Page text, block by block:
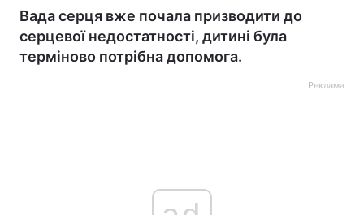
Вада серця вже почала призводити до
серцевої недостатності, дитині була
терміново потрібна допомога.
Реклама